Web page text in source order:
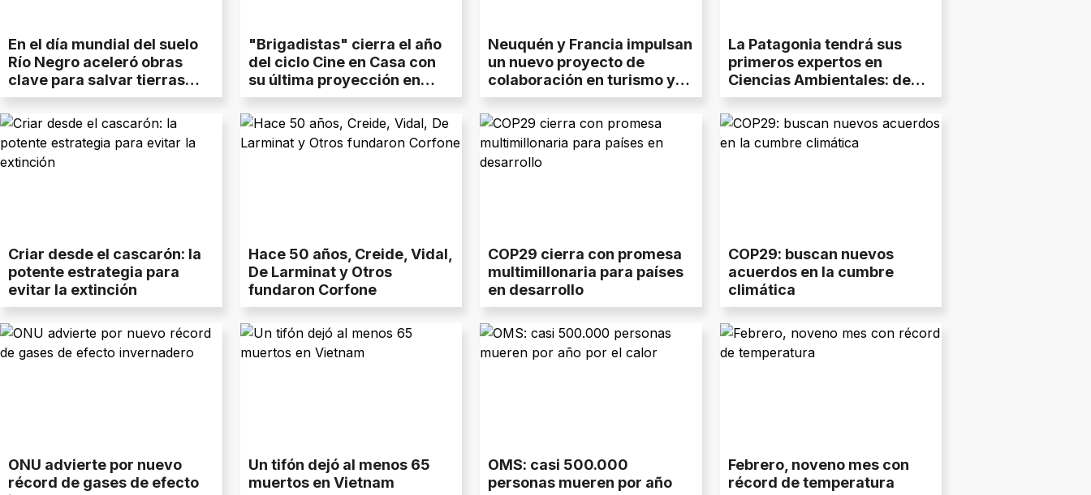
En el día mundial del suelo
Río Negro aceleró obras
clave para salvar tierras
arrasadas por incendios y
basurales
"Brigadistas" cierra el año
del ciclo Cine en Casa con
su última proyección en
Casa de las Leyes
Neuquén y Francia impulsan
un nuevo proyecto de
colaboración en turismo y
conservación ambiental
La Patagonia tendrá sus
primeros expertos en
Ciencias Ambientales: de
qué tratará la carrera
Criar desde el cascarón: la
potente estrategia para
evitar la extinción
Hace 50 años, Creide, Vidal,
De Larminat y Otros
fundaron Corfone
COP29 cierra con promesa
multimillonaria para países
en desarrollo
COP29: buscan nuevos
acuerdos en la cumbre
climática
ONU advierte por nuevo
récord de gases de efecto
Un tifón dejó al menos 65
muertos en Vietnam
OMS: casi 500.000
personas mueren por año
Febrero, noveno mes con
récord de temperatura